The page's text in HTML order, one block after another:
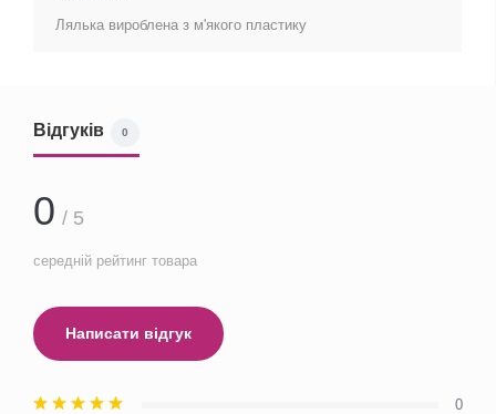
Лялька вироблена з м'якого пластику
Відгуків 0
0 / 5
середній рейтинг товара
Написати відгук
0